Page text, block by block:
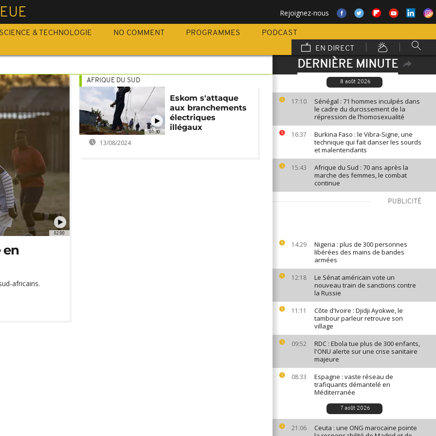
Rejoignez-nous
SCIENCE & TECHNOLOGIE NO COMMENT PROGRAMMES
PODCAST
EN DIRECT
DERNIÈRE MINUTE
8 août 2026
17:10
Sénégal : 71 hommes inculpés dans
le cadre du durcissement de la
répression de l’homosexualité
16:37
Burkina Faso : le Vibra-Signe, une
technique qui fait danser les sourds
et malentendants
15:43
Afrique du Sud : 70 ans après la
marche des femmes, le combat
continue
PUBLICITÉ
14:29
Nigeria : plus de 300 personnes
libérées des mains de bandes
armées
12:18
Le Sénat américain vote un
nouveau train de sanctions contre
la Russie
11:11
Côte d'Ivoire : Djidji Ayokwe, le
tambour parleur retrouve son
village
09:52
RDC : Ebola tue plus de 300 enfants,
l'ONU alerte sur une crise sanitaire
majeure
08:33
Espagne : vaste réseau de
trafiquants démantelé en
Méditerranée
7 août 2026
21:06
Ceuta : une ONG marocaine pointe
02:00
en
africains.
01:30
AFRIQUE DU SUD
Eskom s'attaque
aux branchements
électriques
illégaux
13/08/2024